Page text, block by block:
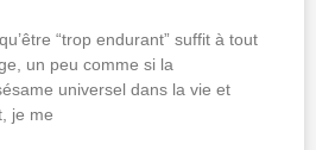
“trop endurant” suffit à tout
un peu comme si la
universel dans la vie et
je me